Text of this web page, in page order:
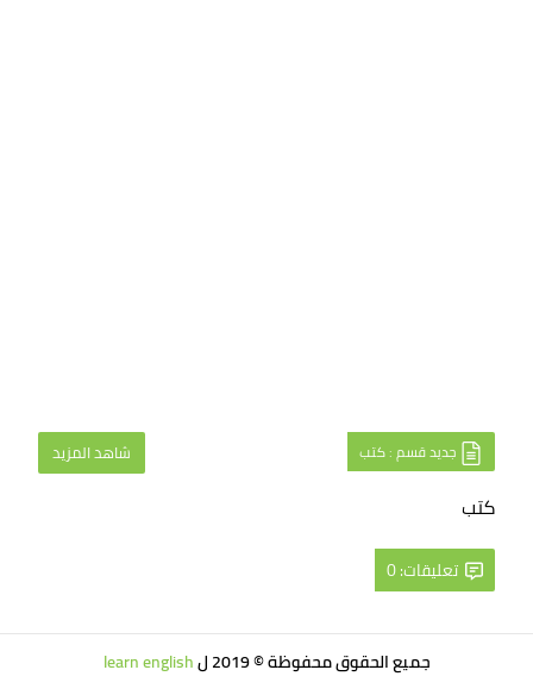
جديد قسم : كتب شاهد المزيد
كتب
تعليقات: 0
جميع الحقوق محفوظة © 2019 ل
learn english